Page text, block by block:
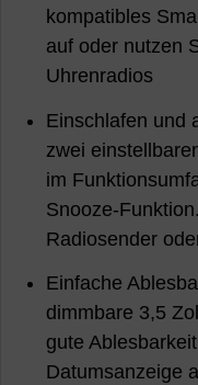
kompatibles
auf oder nutzen
Uhrenradios
Einschlafen und
zwei
im
Snooze-
Radiosender
Einfache
dimmbare 3,5
gute
Datumsanzeige